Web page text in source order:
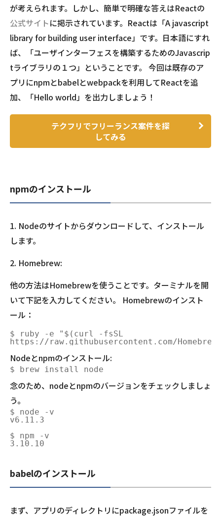
が考えられます。しかし、簡単で明確な答えはReactの
公式サイトに掲示されています。Reactは「A javascript
library for building user interface」です。日本語にすれ
ば、「ユーザインターフェスを構築するためのJavascrip
tライブラリの１つ」ということです。 今回は既存のア
プリにnpmとbabelとwebpackを利用してReactを追
加、「Hello world」を出力しましょう！
テクフリでフリーランス案件を探
してみる
npmのインストール
1. Nodeのサイトからダウンロードして、インストール
します。
2. Homebrew:
他の方法はHomebrewを使うことです。ターミナルを開
いて下記を入力してください。 Homebrewのインスト
ール：
$ ruby -e "$(curl -fsSL
Nodeとnpmのインストール:
念のため、nodeとnpmのバージョンをチェックしましょ
う。
$ node -v
v6.11.3
$ npm -v
babelのインストール
まず、アプリのディレクトリにpackage.jsonファイルを